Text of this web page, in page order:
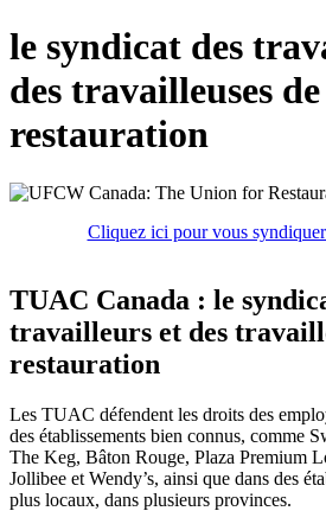
le syndicat des
des travailleuses
restauration
Cliquez ici pour vous
TUAC Canada : le
travailleurs et des
restauration
Les TUAC défendent les droits des
des établissements bien connus, comme
The Keg, Bâton Rouge, Plaza Premium
Jollibee et Wendy’s, ainsi que dans des
plus locaux, dans plusieurs provinces.